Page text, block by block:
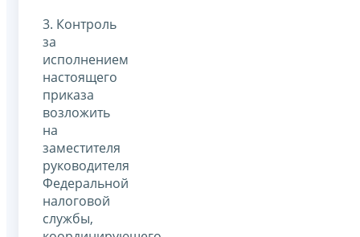
3. Контроль
за
исполнением
настоящего
приказа
возложить
на
заместителя
руководителя
Федеральной
налоговой
службы,